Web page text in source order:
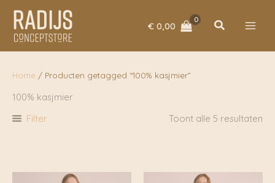
naar
inhoud
€ 0,00 Zoeken
Home / Producten getagged “100% kasjmier”
100% kasjmier
Filter Toont alle 5 resultaten